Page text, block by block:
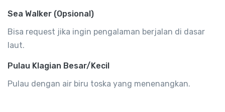
Sea Walker (Opsional)
Bisa request jika ingin pengalaman berjalan di dasar
laut.
Pulau Klagian Besar/Kecil
Pulau dengan air biru toska yang menenangkan.